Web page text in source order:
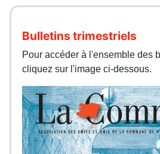
Bulletins trimestriels
Pour accéder à l'ensemble des
cliquez sur l'image ci-dessous.